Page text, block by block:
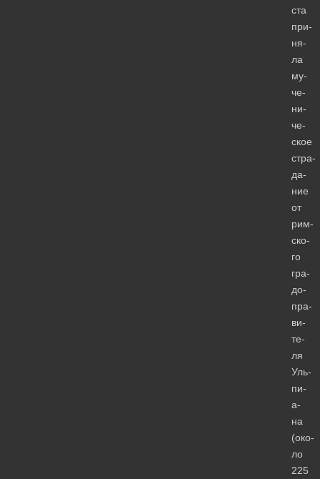
ста
при­
ня­
ла
му­
че­
ни­
че­
ское
стра­
да­
ние
от
рим­
ско­
го
гра­
до­
пра­
ви­
те­
ля
Уль­
пи­
а­
на
(око­
ло
225